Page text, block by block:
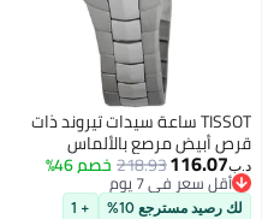
TISSOT ساعة سيدات تيروند ذات
قرص أبيض مرصع بالألماس
د.ب‏116.07
218.93خصم 46%
أقل سعر في 7 يوم
أقل سعر في 7 يوم
لك رصيد مسترجع 10% + 1